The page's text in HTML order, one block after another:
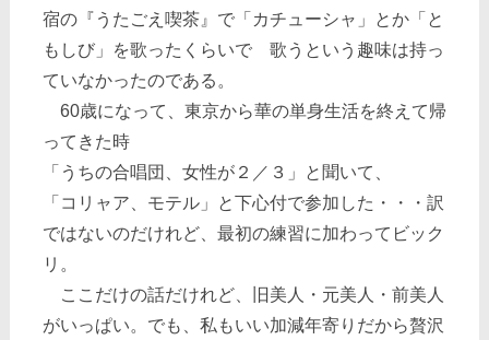
宿の『うたごえ喫茶』で「カチューシャ」とか「と
もしび」を歌ったくらいで 歌うという趣味は持っ
ていなかったのである。
60歳になって、東京から華の単身生活を終えて帰
ってきた時
「うちの合唱団、女性が２／３」と聞いて、
「コリャア、モテル」と下心付で参加した・・・訳
ではないのだけれど、最初の練習に加わってビック
リ。
ここだけの話だけれど、旧美人・元美人・前美人
がいっぱい。でも、私もいい加減年寄りだから贅沢